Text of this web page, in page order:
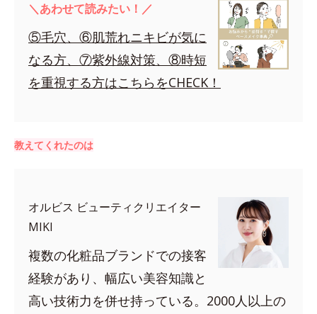
＼あわせて読みたい！／
⑤毛穴、⑥肌荒れニキビが気に
なる方、⑦紫外線対策、⑧時短
を重視する方はこちらをCHECK！
教えてくれたのは
オルビス ビューティクリエイター
MIKI
複数の化粧品ブランドでの接客
経験があり、幅広い美容知識と
高い技術力を併せ持っている。2000人以上の